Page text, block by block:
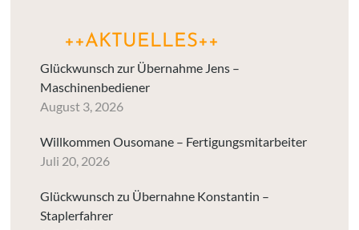
++AKTUELLES++
Glückwunsch zur Übernahme Jens –
Maschinenbediener
August 3, 2026
Willkommen Ousomane – Fertigungsmitarbeiter
Juli 20, 2026
Glückwunsch zu Übernahne Konstantin –
Staplerfahrer